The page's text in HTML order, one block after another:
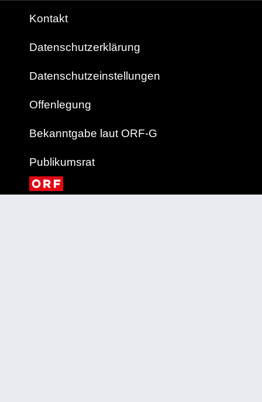
Kontakt
Datenschutzerklärung
Datenschutzeinstellungen
Offenlegung
Bekanntgabe laut ORF-G
Publikumsrat